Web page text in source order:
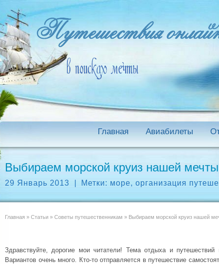
Главная Авиабилеты
Выбираем морской круиз нашей мечты
29 Январь 2013 Метки: море,организация
Главная » Статьи » Советы путешественникам » Выбираем морской круиз нашей
Здравствуйте, дорогие мои читатели! Тема отдыха и путешествий
Вариантов очень много. Кто-то отправляется в путешествие